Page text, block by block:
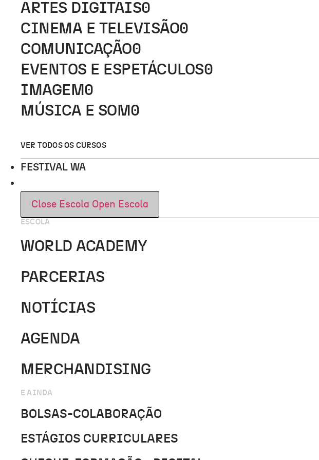
ARTES DIGITAIS0
CINEMA E TELEVISÃO0
COMUNICAÇÃO0
EVENTOS E ESPETÁCULOS0
IMAGEM 0
MÚSICA E SOM 0
VER TODOS OS CURSOS
FESTIVAL WA
Close Escola Open Escola
ESCOLA
WORLD ACADEMY
PARCERIAS
NOTÍCIAS
AGENDA
MERCHANDISING
E AINDA
BOLSAS-COLABORAÇÃO
ESTÁGIOS CURRICULARES